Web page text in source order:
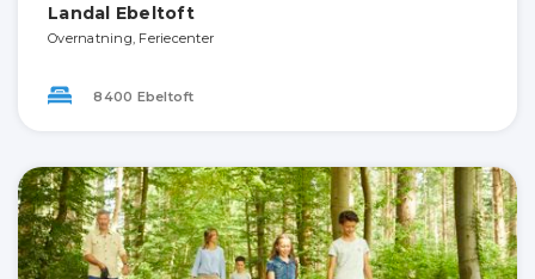
Landal Ebeltoft
Overnatning, Feriecenter
8400 Ebeltoft